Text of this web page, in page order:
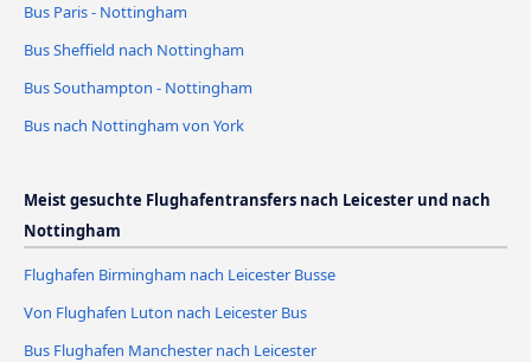
Bus Paris - Nottingham
Bus Sheffield nach Nottingham
Bus Southampton - Nottingham
Bus nach Nottingham von York
Meist gesuchte Flughafentransfers nach Leicester und nach
Nottingham
Flughafen Birmingham nach Leicester Busse
Von Flughafen Luton nach Leicester Bus
Bus Flughafen Manchester nach Leicester